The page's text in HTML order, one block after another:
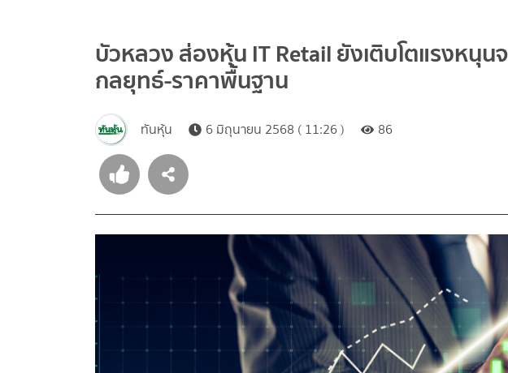
บัวหลวง ส่องหุ้น IT Retail ยังเติบโตแรงหนุน
กลยุทธ์-ราคาพื้นฐาน
ทันหุ้น 6 มิถุนายน 2568 ( 11:26 ) 86